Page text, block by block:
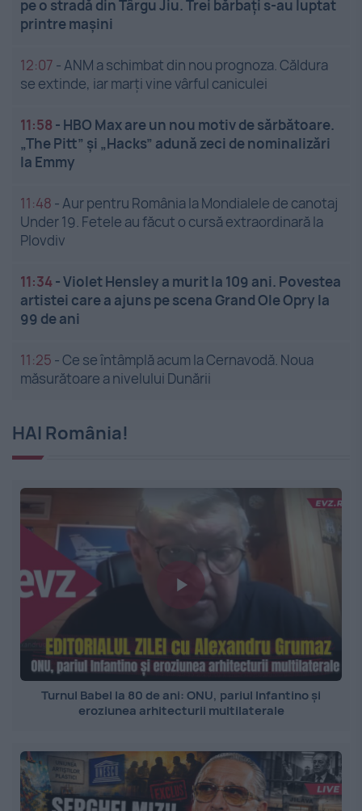
pe o stradă din Târgu Jiu. Trei bărbați s-au luptat
printre mașini
12:07 -ANM a schimbat din nou prognoza. Căldura
se extinde, iar marți vine vârful caniculei
11:58 - HBO Max are un nou motiv de sărbătoare.
„The Pitt” și „Hacks” adună zeci de nominalizări
la Emmy
11:48 -Aur pentru România la Mondialele de canotaj
Under 19. Fetele au făcut o cursă extraordinară la
Plovdiv
11:34-Violet Hensley a murit la 109 ani. Povestea
artistei care a ajuns pe scena Grand Ole Opry la
99 de ani
11:25 -Ce se întâmplă acum la Cernavodă. Noua
măsurătoare a nivelului Dunării
HAI România!
Turnul Babel la 80 de ani: ONU, pariul Infantino și
eroziunea arhitecturii multilaterale